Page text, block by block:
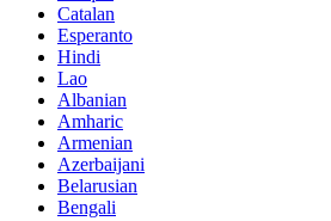
Catalan
Esperanto
Hindi
Lao
Albanian
Amharic
Armenian
Azerbaijani
Belarusian
Bengali